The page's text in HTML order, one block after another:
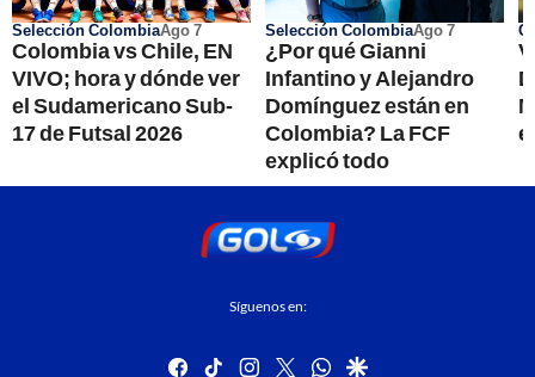
Selección ColombiaAgo 7
Colombia vs Chile, EN
VIVO; hora y dónde ver
el Sudamericano Sub-
17 de Futsal 2026
Selección ColombiaAgo 7
¿Por qué Gianni
Infantino y Alejandro
Domínguez están en
Colombia? La FCF
explicó todo
Síguenos en:
facebook
tiktok instagram
twitterwhatsapp
google